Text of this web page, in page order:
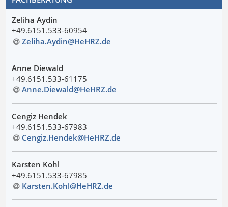
Zeliha Aydin
+49.6151.533-60954
Zeliha.Aydin@HeHRZ.de
Anne Diewald
+49.6151.533-61175
Anne.Diewald@HeHRZ.de
Cengiz Hendek
+49.6151.533-67983
Cengiz.Hendek@HeHRZ.de
Karsten Kohl
+49.6151.533-67985
Karsten.Kohl@HeHRZ.de